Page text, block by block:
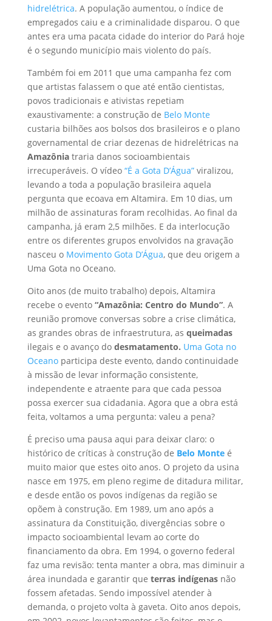
hidrelétrica. A população aumentou, o índice de
empregados caiu e a criminalidade disparou. O que
antes era uma pacata cidade do interior do Pará hoje
é o segundo município mais violento do país.
Também foi em 2011 que uma campanha fez com
que artistas falassem o que até então cientistas,
povos tradicionais e ativistas repetiam
exaustivamente: a construção de Belo Monte
custaria bilhões aos bolsos dos brasileiros e o plano
governamental de criar dezenas de hidrelétricas na
Amazôniatraria danos socioambientais
irrecuperáveis. O vídeo “É a Gota D’Água”viralizou,
levando a toda a população brasileira aquela
pergunta que ecoava em Altamira. Em 10 dias, um
milhão de assinaturas foram recolhidas. Ao final da
campanha, já eram 2,5 milhões. E da interlocução
entre os diferentes grupos envolvidos na gravação
nasceu o Movimento Gota D’Água, que deu origem a
Uma Gota no Oceano.
Oito anos (de muito trabalho) depois, Altamira
recebe o evento“Amazônia: Centro do Mundo”. A
reunião promove conversas sobre a crise climática,
as grandes obras de infraestrutura, as queimadas
ilegais e o avanço do desmatamento. Uma Gota no
Oceanoparticipa deste evento, dando continuidade
à missão de levar informação consistente,
independente e atraente para que cada pessoa
possa exercer sua cidadania. Agora que a obra está
feita, voltamos a uma pergunta: valeu a pena?
É preciso uma pausa aqui para deixar claro: o
histórico de críticas à construção de Belo Monteé
muito maior que estes oito anos. O projeto da usina
nasce em 1975, em pleno regime de ditadura militar,
e desde então os povos indígenas da região se
opõem à construção. Em 1989, um ano após a
assinatura da Constituição, divergências sobre o
impacto socioambiental levam ao corte do
financiamento da obra. Em 1994, o governo federal
faz uma revisão: tenta manter a obra, mas diminuir a
área inundada e garantir que terras indígenasnão
fossem afetadas. Sendo impossível atender à
demanda, o projeto volta à gaveta. Oito anos depois,